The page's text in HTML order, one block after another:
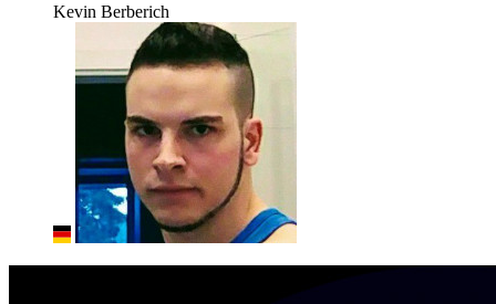
Kevin Berberich